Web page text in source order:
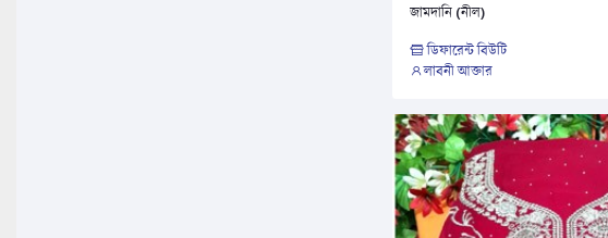
জামদানি (নীল)
ডিফারেন্ট বিউটি
লাবনী আক্তার